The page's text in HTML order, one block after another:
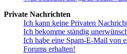
Private Nachrichten
Ich kann keine Privaten
Ich bekomme ständig
Ich habe eine Spam-E-Mail von
Forums erhalten!